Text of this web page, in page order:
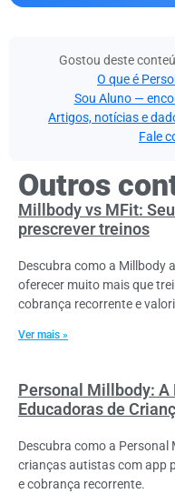
Gostou deste
O que é
Sou Aluno —
Artigos, notícias e
Fale
Outros
Millbody vs MFit:
prescrever treinos
Descubra como a Millbody
oferecer muito mais que
cobrança recorrente e
Ver mais »
Personal Millbody:
Educadoras de
Descubra como a
crianças autistas com app
e cobrança recorrente.